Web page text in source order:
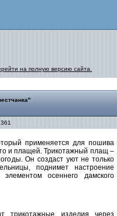
на полную версию сайта.
применяется для пошива
и плащей. Трикотажный плащ –
Он создаст уют не только
поднимет настроение
осеннего дамского
трикотажные изделия через